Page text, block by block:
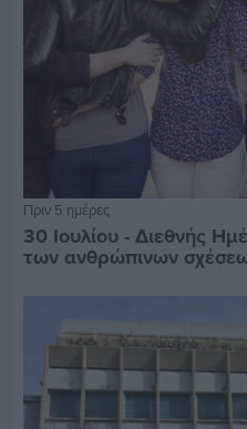
Πριν 5 ημέρες
30 Ιουλίου - Διεθνής
των ανθρώπινων